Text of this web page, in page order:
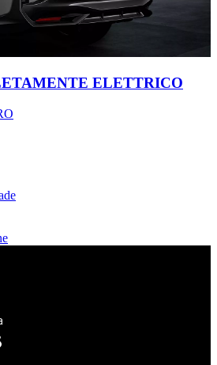
ELETTRICO